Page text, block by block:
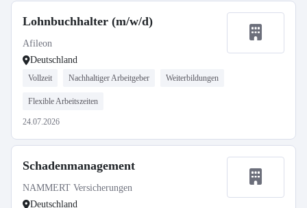
Lohnbuchhalter (m/w/d)
Afileon
Deutschland
Vollzeit Nachhaltiger Arbeitgeber Weiterbildungen
Flexible Arbeitszeiten
24.07.2026
Schadenmanagement
NAMMERT Versicherungen
Deutschland